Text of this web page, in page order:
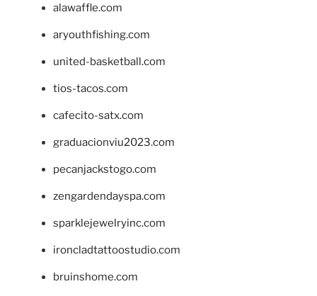
alawaffle.com
aryouthfishing.com
united-basketball.com
tios-tacos.com
cafecito-satx.com
graduacionviu2023.com
pecanjackstogo.com
zengardendayspa.com
sparklejewelryinc.com
ironcladtattoostudio.com
bruinshome.com